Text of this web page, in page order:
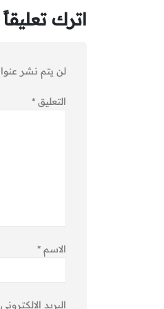
اترك تعليقاً
لن يتم نشر
التعليق *
الاسم *
البريد الإلكتروني